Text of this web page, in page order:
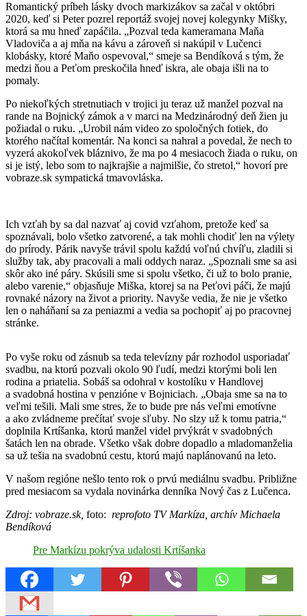
Romantický príbeh lásky dvoch markizákov sa začal v októbri
2020, keď si Peter pozrel reportáž svojej novej kolegynky Mišky,
ktorá sa mu hneď zapáčila. „Pozval teda kameramana Maňa
Vladoviča a aj mňa na kávu a zároveň si nakúpil v Lučenci
klobásky, ktoré Maňo ospevoval,“ smeje sa Bendíková s tým, že
medzi ňou a Peťom preskočila hneď iskra, ale obaja išli na to
pomaly.
Po niekoľkých stretnutiach v trojici ju teraz už manžel pozval na
rande na Bojnický zámok a v marci na Medzinárodný deň žien ju
požiadal o ruku. „Urobil nám video zo spoločných fotiek, do
ktorého načítal komentár. Na konci sa nahral a povedal, že nech to
vyzerá akokoľvek bláznivo, že ma po 4 mesiacoch žiada o ruku, on
si je istý, lebo som to najkrajšie a najmilšie, čo stretol,“ hovorí pre
vobraze.sk sympatická tmavovláska.
Ich vzťah by sa dal nazvať aj covid vzťahom, pretože keď sa
spoznávali, bolo všetko zatvorené, a tak mohli chodiť len na výlety
do prírody. Párik navyše trávil spolu každú voľnú chvíľu, zladili si
služby tak, aby pracovali a mali oddych naraz. „Spoznali sme sa asi
skôr ako iné páry. Skúsili sme si spolu všetko, či už to bolo pranie,
alebo varenie,“ objasňuje Miška, ktorej sa na Peťovi páči, že majú
rovnaké názory na život a priority. Navyše vedia, že nie je všetko
len o naháňaní sa za peniazmi a vedia sa pochopiť aj po pracovnej
stránke.
Po vyše roku od zásnub sa teda televízny pár rozhodol usporiadať
svadbu, na ktorú pozvali okolo 90 ľudí, medzi ktorými boli len
rodina a priatelia. Sobáš sa odohral v kostolíku v Handlovej
a svadobná hostina v penzióne v Bojniciach. „Obaja sme sa na to
veľmi tešili. Mali sme stres, že to bude pre nás veľmi emotívne
a ako zvládneme prečítať svoje sľuby. No slzy už k tomu patria,“
doplnila Krtíšanka, ktorú manžel videl prvýkrát v svadobných
šatách len na obrade. Všetko však dobre dopadlo a mladomanželia
sa už tešia na svadobnú cestu, ktorú majú naplánovanú na leto.
V našom regióne nešlo tento rok o prvú mediálnu svadbu. Približne
pred mesiacom sa vydala novinárka denníka Nový čas z Lučenca.
Zdroj: vobraze.sk, foto: reprofoto TV Markíza, archív Michaela
Bendíková
Pre Markízu pokrýva udalosti Krtíšanka